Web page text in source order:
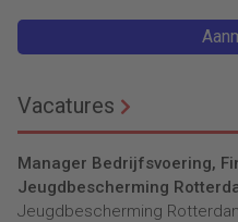
Vacatures
Manager Bedrijfsvoering,
Jeugdbescherming
Jeugdbescherming